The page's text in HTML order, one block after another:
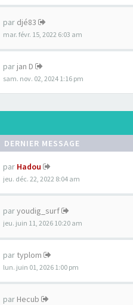
par djé83
mar. févr. 15, 2022 6:03 am
par jan D
sam. nov. 02, 2024 1:16 pm
DERNIER MESSAGE
par Hadou
jeu. déc. 22, 2022 8:04 am
paryoudig_surf
jeu. juin 11, 2026 10:20 am
par typlom
lun. juin 01, 2026 1:00 pm
par Hecub